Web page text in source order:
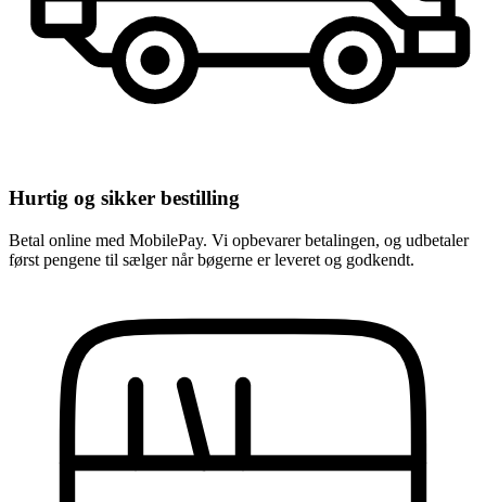
Hurtig og sikker bestilling
Betal online med MobilePay. Vi opbevarer betalingen, og udbetaler
først pengene til sælger når bøgerne er leveret og godkendt.